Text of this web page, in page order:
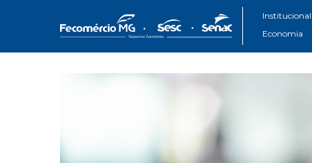
Institucional
Economia